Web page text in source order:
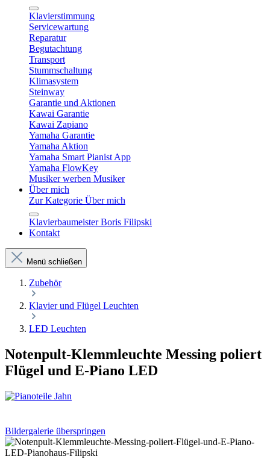
Klavierstimmung
Servicewartung
Reparatur
Begutachtung
Transport
Stummschaltung
Klimasystem
Steinway
Garantie und Aktionen
Kawai Garantie
Kawai Zapiano
Yamaha Garantie
Yamaha Aktion
Yamaha Smart Pianist App
Yamaha FlowKey
Musiker werben Musiker
Über mich
Zur Kategorie Über mich
Klavierbaumeister Boris Filipski
Kontakt
Menü schließen
Zubehör
Klavier und Flügel Leuchten
LED Leuchten
Notenpult-Klemmleuchte Messing poliert
Flügel und E-Piano LED
Bildergalerie überspringen